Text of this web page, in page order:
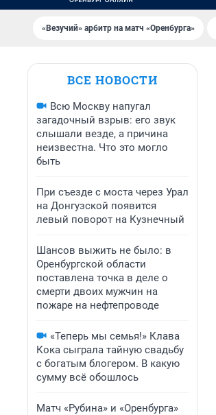
«Везучий» арбитр на матч «Оренбурга»
ВСЕ НОВОСТИ
Всю Москву напугал
загадочный взрыв: его звук
слышали везде, а причина
неизвестна. Что это могло
быть
При съезде с моста через Урал
на Донгузской появится
левый поворот на Кузнечный
Шансов выжить не было: в
Оренбургской области
поставлена точка в деле о
смерти двоих мужчин на
пожаре на нефтепроводе
«Теперь мы семья!» Клава
Кока сыграла тайную свадьбу
с богатым блогером. В какую
сумму всё обошлось
Матч «Рубина» и «Оренбурга»